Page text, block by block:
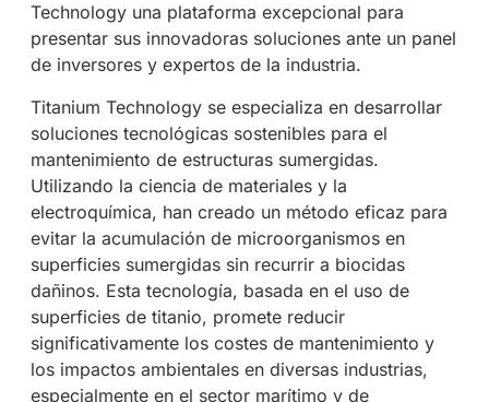
Technology una plataforma excepcional para
presentar sus innovadoras soluciones ante un panel
de inversores y expertos de la industria.
Titanium Technology se especializa en desarrollar
soluciones tecnológicas sostenibles para el
mantenimiento de estructuras sumergidas.
Utilizando la ciencia de materiales y la
electroquímica, han creado un método eficaz para
evitar la acumulación de microorganismos en
superficies sumergidas sin recurrir a biocidas
dañinos. Esta tecnología, basada en el uso de
superficies de titanio, promete reducir
significativamente los costes de mantenimiento y
los impactos ambientales en diversas industrias,
especialmente en el sector marítimo y de